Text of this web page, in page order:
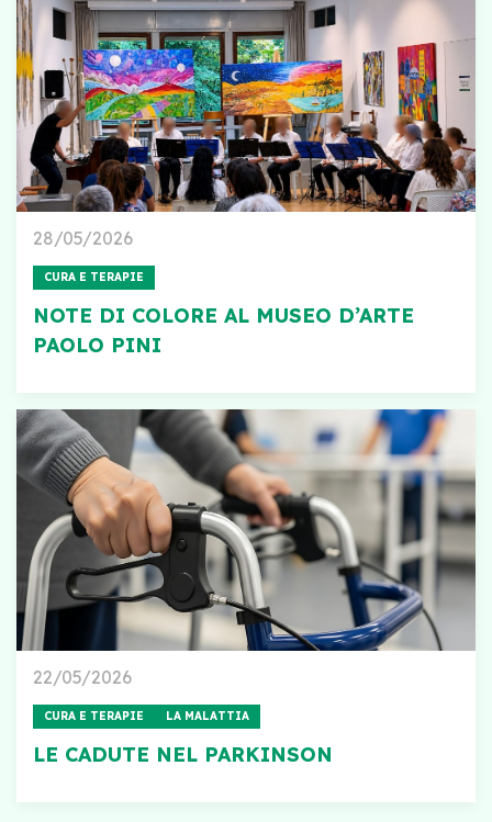
28/05/2026
CURA E TERAPIE
NOTE DI COLORE AL MUSEO D’ARTE
PAOLO PINI
22/05/2026
CURA E TERAPIE LA MALATTIA
LE CADUTE NEL PARKINSON